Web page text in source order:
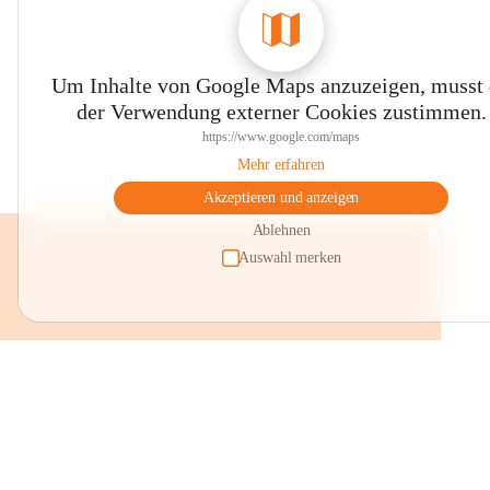
Um Inhalte von Google Maps anzuzeigen, musst
der Verwendung externer Cookies zustimmen.
https://www.google.com/maps
Mehr erfahren
Akzeptieren und anzeigen
Ablehnen
Auswahl merken